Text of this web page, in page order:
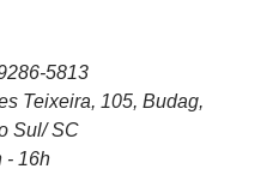
5813
Teixeira, 105, Budag,
Sul/ SC
- 16h